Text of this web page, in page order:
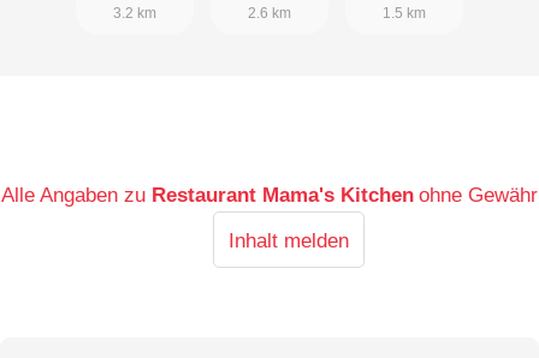
3.2 km 2.6 km 1.5 km
Alle Angaben zu Restaurant Mama's Kitchen ohne Gewähr
Inhalt melden